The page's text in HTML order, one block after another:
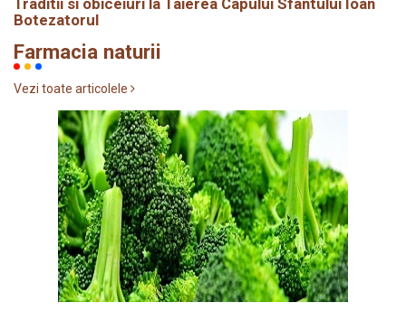
Traditii si obiceiuri la Taierea Capului Sfântului Ioan
Botezatorul
Farmacia naturii
Vezi toate articolele